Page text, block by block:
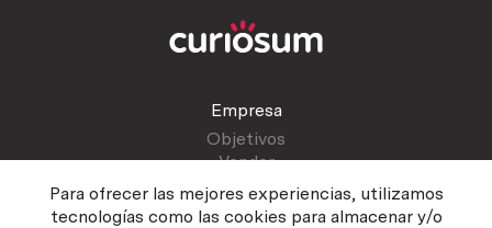
Para ofrecer las mejores experiencias, utilizamos
tecnologías como las cookies para almacenar y/o
Empresa
Objetivos
Vender